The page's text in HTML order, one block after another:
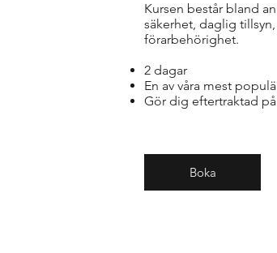
Kursen består bland
säkerhet, daglig
förarbehörighet.
2 dagar
En av våra mest
Gör dig eftertraktad
Boka